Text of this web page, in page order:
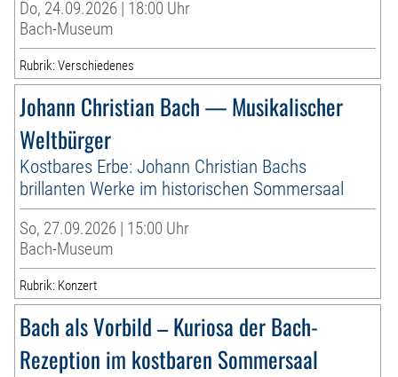
Do, 24.09.2026 | 18:00 Uhr
Bach-Museum
Rubrik: Verschiedenes
Johann Christian Bach — Musikalischer
Weltbürger
Kostbares Erbe: Johann Christian Bachs
brillanten Werke im historischen Sommersaal
So, 27.09.2026 | 15:00 Uhr
Bach-Museum
Rubrik: Konzert
Bach als Vorbild – Kuriosa der Bach-
Rezeption im kostbaren Sommersaal